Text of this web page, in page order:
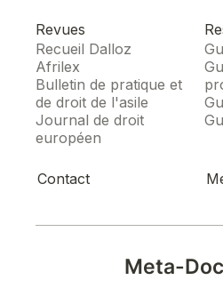
Meta-
Revues
Recueil Dalloz
Afrilex
Bulletin de pratique et
de droit de l'asile
Journal de droit
européen
Contact